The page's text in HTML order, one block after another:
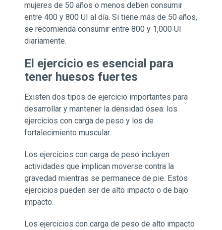
mujeres de 50 años o menos deben consumir
entre 400 y 800 UI al día. Si tiene más de 50 años,
se recomienda consumir entre 800 y 1,000 UI
diariamente.
El ejercicio es esencial para
tener huesos fuertes
Existen dos tipos de ejercicio importantes para
desarrollar y mantener la densidad ósea: los
ejercicios con carga de peso y los de
fortalecimiento muscular.
Los ejercicios con carga de peso incluyen
actividades que implican moverse contra la
gravedad mientras se permanece de pie. Estos
ejercicios pueden ser de alto impacto o de bajo
impacto.
Los ejercicios con carga de peso de alto impacto